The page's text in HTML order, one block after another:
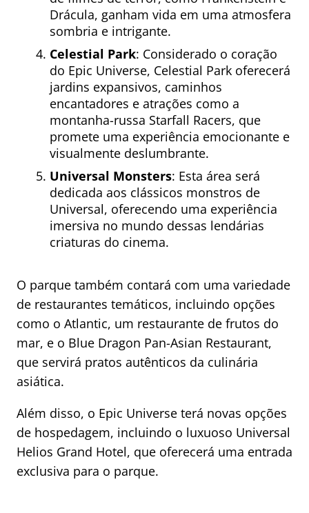
Drácula, ganham vida em uma atmosfera
sombria e intrigante.
Celestial Park: Considerado o coração
do Epic Universe, Celestial Park oferecerá
jardins expansivos, caminhos
encantadores e atrações como a
montanha-russa Starfall Racers, que
promete uma experiência emocionante e
visualmente deslumbrante.
Universal Monsters: Esta área será
dedicada aos clássicos monstros de
Universal, oferecendo uma experiência
imersiva no mundo dessas lendárias
criaturas do cinema.
O parque também contará com uma variedade
de restaurantes temáticos, incluindo opções
como o Atlantic, um restaurante de frutos do
mar, e o Blue Dragon Pan-Asian Restaurant,
que servirá pratos autênticos da culinária
asiática.
Além disso, o Epic Universe terá novas opções
de hospedagem, incluindo o luxuoso Universal
Helios Grand Hotel, que oferecerá uma entrada
exclusiva para o parque.